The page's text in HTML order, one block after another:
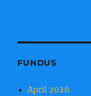
FUNDUS
April 2026